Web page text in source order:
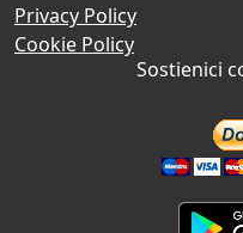
Privacy Policy
Cookie Policy
Sostienici